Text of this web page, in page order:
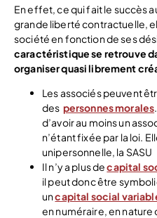
En effet, ce qui fait le succès
grande liberté contractuelle,
société en fonction de ses
caractéristique se retrouve
organiser quasi librement
Les associés peuvent
des personnes morales
d’avoir au moins un
n’étant fixée par la loi.
unipersonnelle, la SASU
Il n’y a plus decapital
il peut donc être
uncapital social
en numéraire, en nature